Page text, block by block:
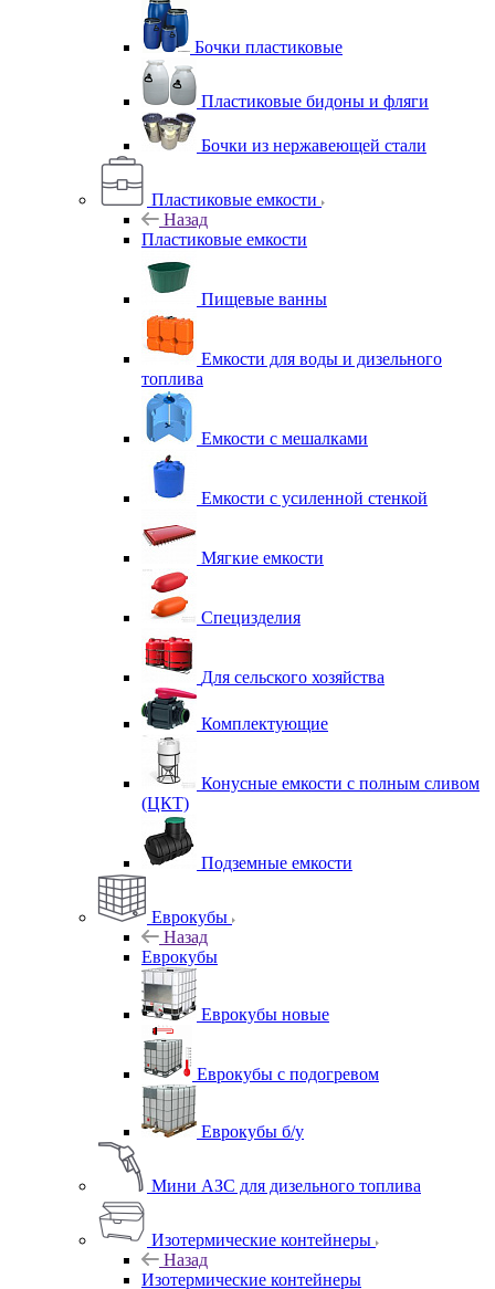
Бочки пластиковые
Пластиковые бидоны и фляги
Бочки из нержавеющей стали
Пластиковые емкости
Назад
Пластиковые емкости
Пищевые ванны
Емкости для воды и дизельного
топлива
Емкости с мешалками
Емкости с усиленной стенкой
Мягкие емкости
Специзделия
Для сельского хозяйства
Комплектующие
Конусные емкости с полным сливом
(ЦКТ)
Подземные емкости
Еврокубы
Назад
Еврокубы
Еврокубы новые
Еврокубы с подогревом
Еврокубы б/у
Мини АЗС для дизельного топлива
Изотермические контейнеры
Назад
Изотермические контейнеры